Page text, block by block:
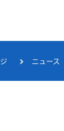
ニュース